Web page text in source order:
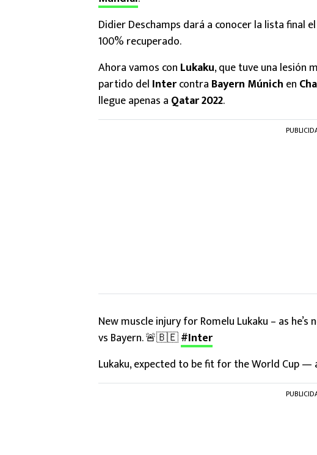
Didier Deschamps dará a conocer la lista final
100% recuperado.
Ahora vamos con Lukaku, que tuve una lesión
partido del Intercontra Bayern Múnich en
llegue apenas a Qatar 2022.
New muscle injury for Romelu Lukaku – as
vs Bayern. 🚨🇧🇪#Inter
Lukaku, expected to be fit for the World Cup